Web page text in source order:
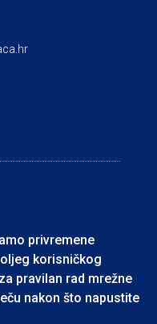
privremene
korisničkog
pravilan rad mrežne
nakon što napustite